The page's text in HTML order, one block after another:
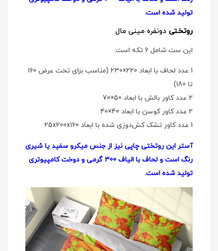
تولید شده است.
روتختی دو‌نفره مینی مال
این ست شامل 6 تکه است:
1 عدد لحاف با ابعاد 220×230 (مناسب برای تخت عرض 160
تا 180)
2 عدد کاور بالش با ابعاد 50×70
2 عدد کاور کوسن با ابعاد 40×40
1 عدد کاور تشک کش‌دوزی شده با ابعاد 25x200x160
آستر این روتختی چاپی نیز از جنس میکرو سفید یا شیری
رنگ است و لحاف با الیاف 300 گرمی و دوخت کامپیوتری
تولید شده است.